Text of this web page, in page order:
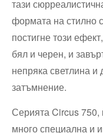
тази
формата на стилно
постигне този
бял и черен, и
непряка светлина и
затъмнение.
Серията Circus 750,
много специална и